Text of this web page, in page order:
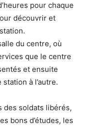
pour chaque
découvrir et
du centre, où
que le centre
et ensuite
à l’autre.
des soldats libérés,
bons d’études, les